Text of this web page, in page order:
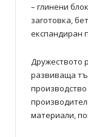
– глинени
заготовка,
експандиран
Дружеството
развиваща
материали,